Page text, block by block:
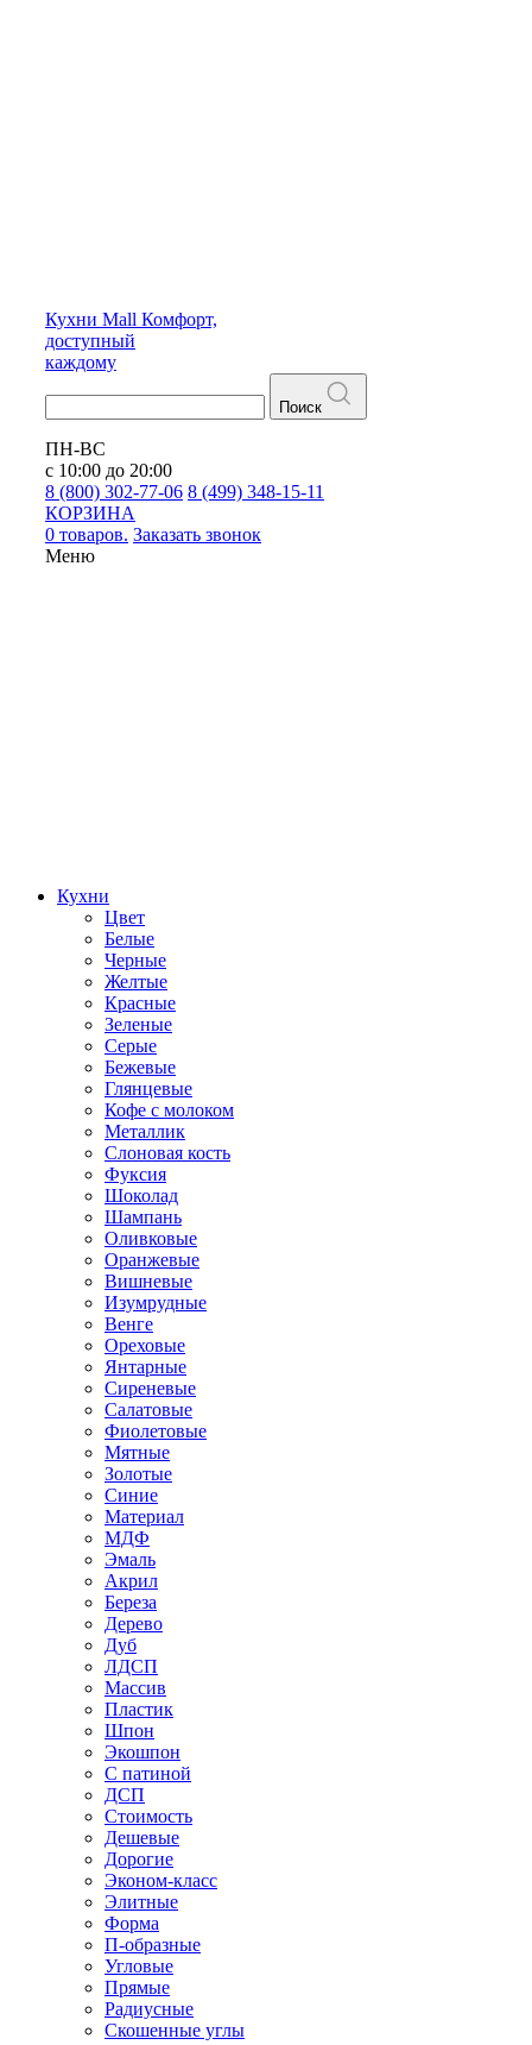
Кухни Mall Комфорт,
доступный
каждому
Поиск
ПН-ВС
с 10:00 до 20:00
8 (800) 302-77-06 8 (499) 348-15-11
КОРЗИНА
0 товаров. Заказать звонок
Меню
Кухни
Цвет
Белые
Черные
Желтые
Красные
Зеленые
Серые
Бежевые
Глянцевые
Кофе с молоком
Металлик
Слоновая кость
Фуксия
Шоколад
Шампань
Оливковые
Оранжевые
Вишневые
Изумрудные
Венге
Ореховые
Янтарные
Сиреневые
Салатовые
Фиолетовые
Мятные
Золотые
Синие
Материал
МДФ
Эмаль
Акрил
Береза
Дерево
Дуб
ЛДСП
Массив
Пластик
Шпон
Экошпон
С патиной
ДСП
Стоимость
Дешевые
Дорогие
Эконом-класс
Элитные
Форма
П-образные
Угловые
Прямые
Радиусные
Скошенные углы